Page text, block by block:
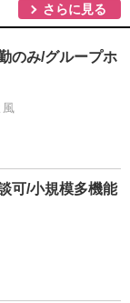
さらに見る
のみ/グループホ
風
可/小規模多機能